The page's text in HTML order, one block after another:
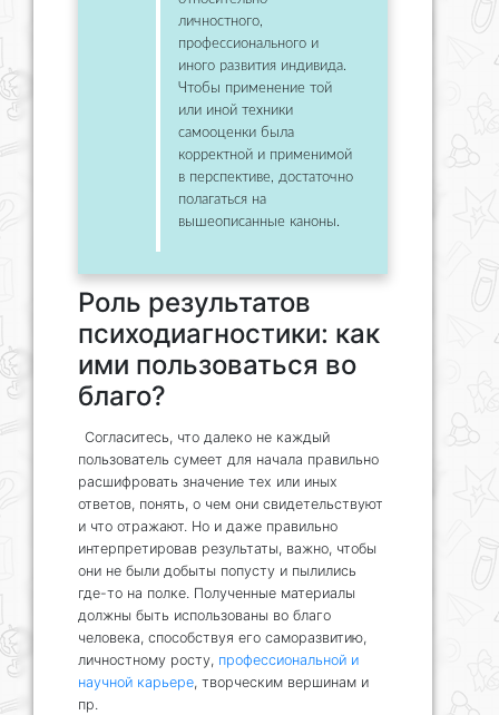
личностного,
профессионального и
иного развития индивида.
Чтобы применение той
или иной техники
самооценки была
корректной и применимой
в перспективе, достаточно
полагаться на
вышеописанные каноны.
Роль результатов
психодиагностики: как
ими пользоваться во
благо?
Согласитесь, что далеко не каждый
пользователь сумеет для начала правильно
расшифровать значение тех или иных
ответов, понять, о чем они свидетельствуют
и что отражают. Но и даже правильно
интерпретировав результаты, важно, чтобы
они не были добыты попусту и пылились
где-то на полке. Полученные материалы
должны быть использованы во благо
человека, способствуя его саморазвитию,
личностному росту, профессиональной и
научной карьере, творческим вершинам и
пр.